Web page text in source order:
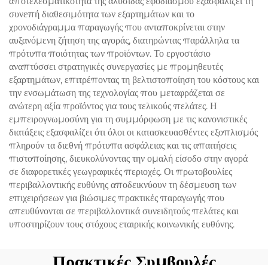
συνεπή διαθεσιμότητα των εξαρτημάτων και το
χρονοδιάγραμμα παραγωγής που ανταποκρίνεται στην
αυξανόμενη ζήτηση της αγοράς, διατηρώντας παράλληλα τα
πρότυπα ποιότητας των προϊόντων. Το εργοστάσιο
αναπτύσσει στρατηγικές συνεργασίες με προμηθευτές
εξαρτημάτων, επιτρέποντας τη βελτιστοποίηση του κόστους και
την ενσωμάτωση της τεχνολογίας που μεταφράζεται σε
ανώτερη αξία προϊόντος για τους τελικούς πελάτες. Η
εμπειρογνωμοσύνη για τη συμμόρφωση με τις κανονιστικές
διατάξεις εξασφαλίζει ότι όλοι οι κατασκευασθέντες εξοπλισμός
πληρούν τα διεθνή πρότυπα ασφάλειας και τις απαιτήσεις
πιστοποίησης, διευκολύνοντας την ομαλή είσοδο στην αγορά
σε διαφορετικές γεωγραφικές περιοχές. Οι πρωτοβουλίες
περιβαλλοντικής ευθύνης αποδεικνύουν τη δέσμευση των
επιχειρήσεων για βιώσιμες πρακτικές παραγωγής που
απευθύνονται σε περιβαλλοντικά συνειδητούς πελάτες και
υποστηρίζουν τους στόχους εταιρικής κοινωνικής ευθύνης.